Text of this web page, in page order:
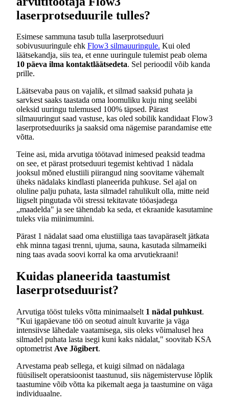
laserprotseduurile tulles?
Esimese sammuna tasub tulla laserprotseduuri
sobivusuuringule ehk Flow3 silmauuringule. Kui oled
läätsekandja, siis tea, et enne uuringule tulemist peab olema
10 päeva ilma kontaktläätsedeta. Sel perioodil võib kanda
prille.
Läätsevaba paus on vajalik, et silmad saaksid puhata ja
sarvkest saaks taastada oma loomuliku kuju ning seeläbi
oleksid uuringu tulemused 100% täpsed. Pärast
silmauuringut saad vastuse, kas oled sobilik kandidaat Flow3
laserprotseduuriks ja saaksid oma nägemise parandamise ette
võtta.
Teine asi, mida arvutiga töötavad inimesed peaksid teadma
on see, et pärast protseduuri tegemist kehtivad 1 nädala
jooksul mõned elustiili piirangud ning soovitame vähemalt
üheks nädalaks kindlasti planeerida puhkuse. Sel ajal on
oluline palju puhata, lasta silmadel rahulikult olla, mitte neid
liigselt pingutada või stressi tekitavate tööasjadega
„maadelda" ja see tähendab ka seda, et ekraanide kasutamine
tuleks viia miinimumini.
Pärast 1 nädalat saad oma elustiiliga taas tavapäraselt jätkata
ehk minna tagasi trenni, ujuma, sauna, kasutada silmameiki
ning taas avada soovi korral ka oma arvutiekraani!
Kuidas planeerida taastumist
laserprotseduurist?
Arvutiga tööst tuleks võtta minimaalselt 1 nädal puhkust.
"Kui igapäevane töö on seotud ainult kuvarite ja väga
intensiivse lähedale vaatamisega, siis oleks võimalusel hea
silmadel puhata lasta isegi kuni kaks nädalat," soovitab KSA
optometrist Ave Jõgibert.
Arvestama peab sellega, et kuigi silmad on nädalaga
füüsiliselt operatsioonist taastunud, siis nägemistervuse lõplik
taastumine võib võtta ka pikemalt aega ja taastumine on väga
individuaalne.